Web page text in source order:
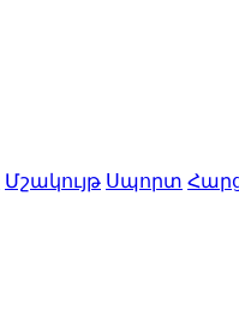
Մշակույթ Սպորտ